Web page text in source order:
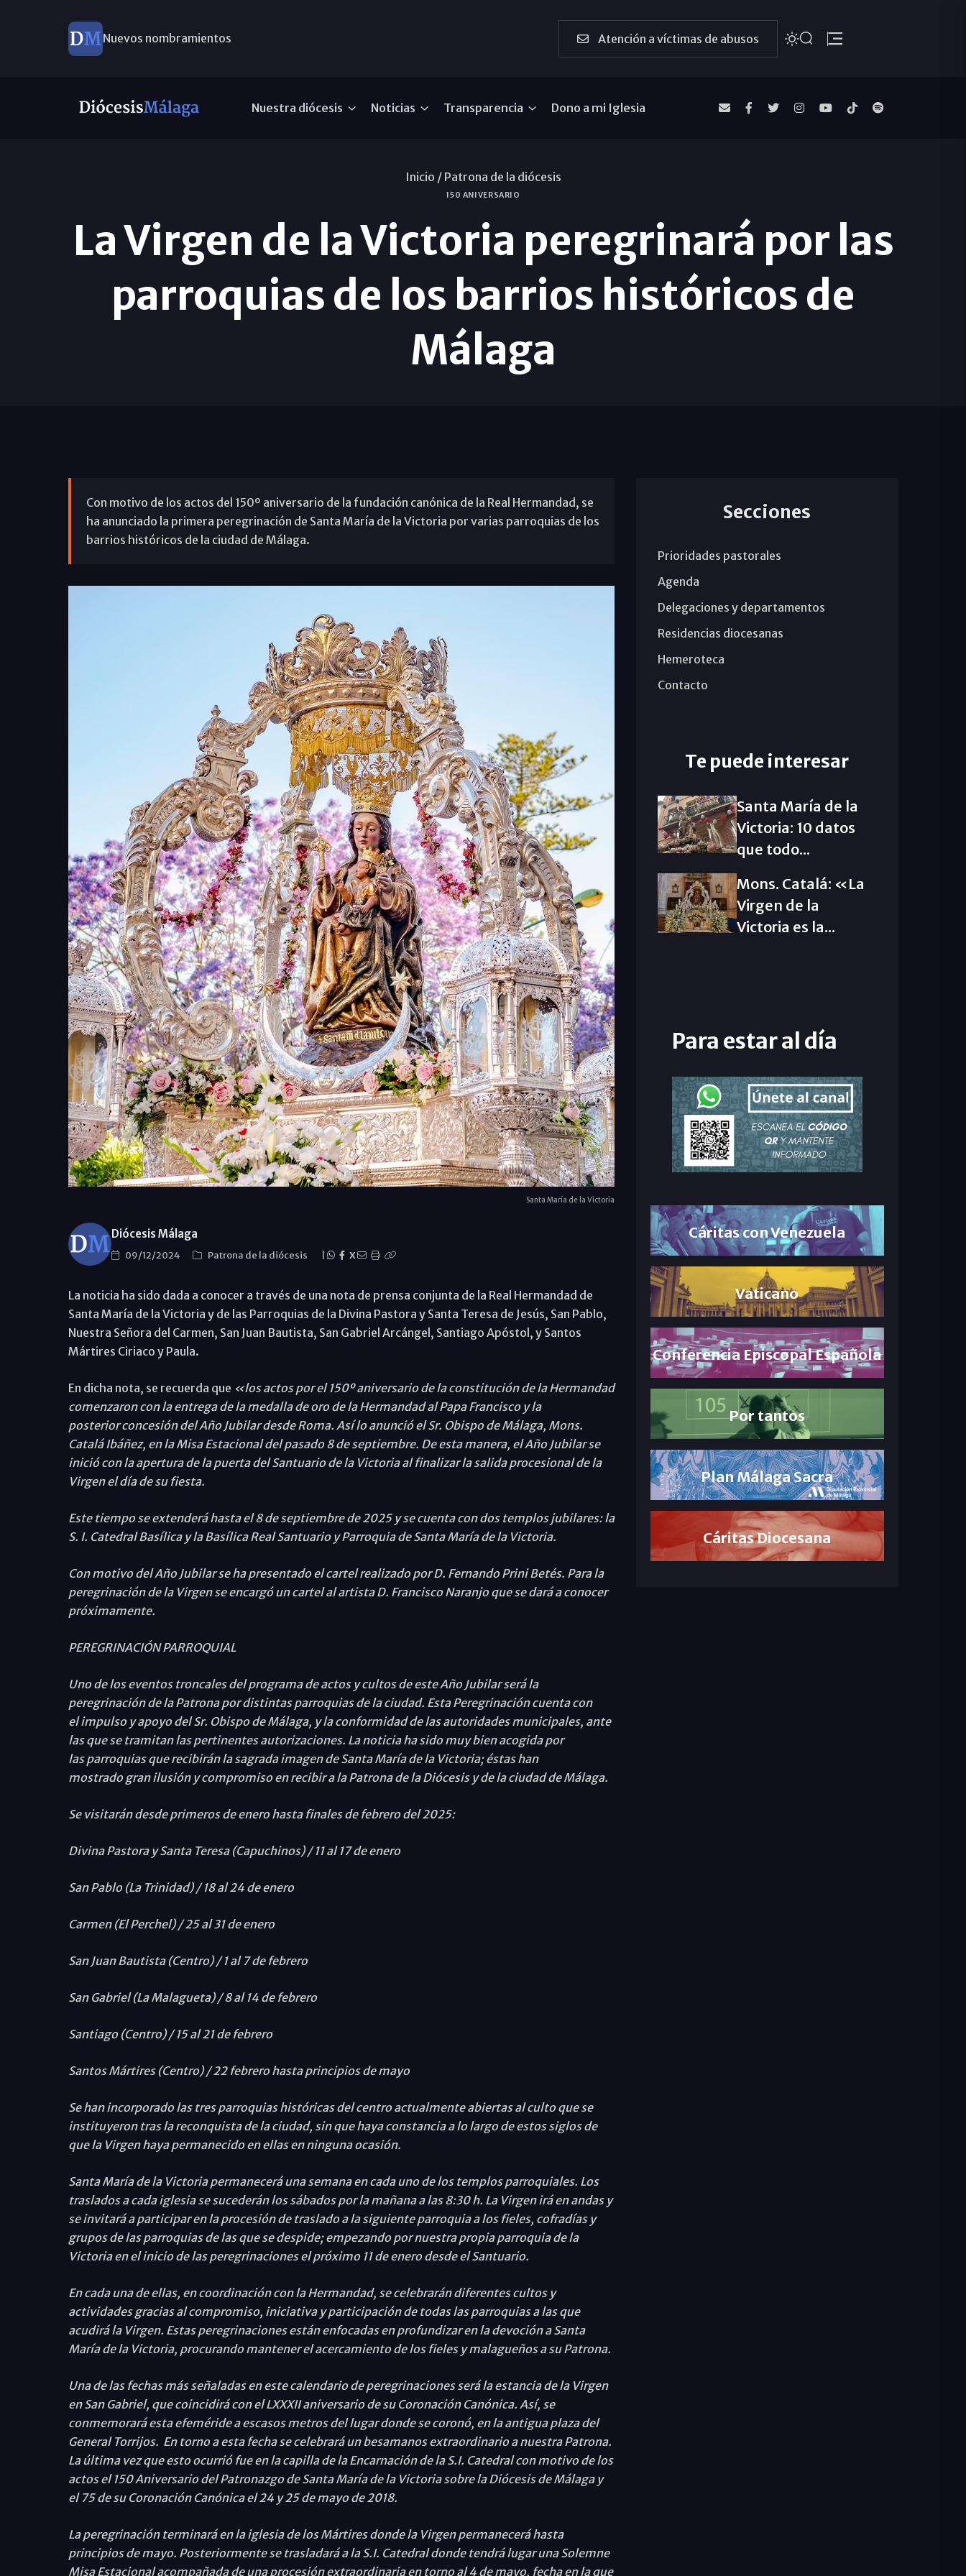
Nuevos nombramientos Atención a víctimas de abusos
Nuestra diócesis Noticias Transparencia Dono a mi Iglesia
Inicio / Patrona de la diócesis
150 ANIVERSARIO
La Virgen de la Victoria peregrinará por las
parroquias de los barrios históricos de
Málaga
Con motivo de los actos del 150º aniversario de la fundación canónica de la Real Hermandad, se
ha anunciado la primera peregrinación de Santa María de la Victoria por varias parroquias de los
barrios históricos de la ciudad de Málaga.
Santa María de la Victoria
Diócesis Málaga
09/12/2024 Patrona de la diócesis X
La noticia ha sido dada a conocer a través de una nota de prensa conjunta de la Real Hermandad de
Santa María de la Victoria y de las Parroquias de la Divina Pastora y Santa Teresa de Jesús, San Pablo,
Nuestra Señora del Carmen, San Juan Bautista, San Gabriel Arcángel, Santiago Apóstol, y Santos
Mártires Ciriaco y Paula.
En dicha nota, se recuerda que «los actos por el 150º aniversario de la constitución de la Hermandad
comenzaron con la entrega de la medalla de oro de la Hermandad al Papa Francisco y la
posterior concesión del Año Jubilar desde Roma. Así lo anunció el Sr. Obispo de Málaga, Mons.
Catalá Ibáñez, en la Misa Estacional del pasado 8 de septiembre. De esta manera, el Año Jubilar se
inició con la apertura de la puerta del Santuario de la Victoria al finalizar la salida procesional de la
Virgen el día de su fiesta.
Este tiempo se extenderá hasta el 8 de septiembre de 2025 y se cuenta con dos templos jubilares: la
S. I. Catedral Basílica y la Basílica Real Santuario y Parroquia de Santa María de la Victoria.
Con motivo del Año Jubilar se ha presentado el cartel realizado por D. Fernando Prini Betés. Para la
peregrinación de la Virgen se encargó un cartel al artista D. Francisco Naranjo que se dará a conocer
próximamente.
PEREGRINACIÓN PARROQUIAL
Uno de los eventos troncales del programa de actos y cultos de este Año Jubilar será la
peregrinación de la Patrona por distintas parroquias de la ciudad. Esta Peregrinación cuenta con
el impulso y apoyo del Sr. Obispo de Málaga, y la conformidad de las autoridades municipales, ante
las que se tramitan las pertinentes autorizaciones. La noticia ha sido muy bien acogida por
las parroquias que recibirán la sagrada imagen de Santa María de la Victoria; éstas han
mostrado gran ilusión y compromiso en recibir a la Patrona de la Diócesis y de la ciudad de Málaga.
Se visitarán desde primeros de enero hasta finales de febrero del 2025:
Divina Pastora y Santa Teresa (Capuchinos) / 11 al 17 de enero
San Pablo (La Trinidad) / 18 al 24 de enero
Carmen (El Perchel) / 25 al 31 de enero
San Juan Bautista (Centro) / 1 al 7 de febrero
San Gabriel (La Malagueta) / 8 al 14 de febrero
Santiago (Centro) / 15 al 21 de febrero
Santos Mártires (Centro) / 22 febrero hasta principios de mayo
Se han incorporado las tres parroquias históricas del centro actualmente abiertas al culto que se
instituyeron tras la reconquista de la ciudad, sin que haya constancia a lo largo de estos siglos de
que la Virgen haya permanecido en ellas en ninguna ocasión.
Santa María de la Victoria permanecerá una semana en cada uno de los templos parroquiales. Los
traslados a cada iglesia se sucederán los sábados por la mañana a las 8:30 h. La Virgen irá en andas y
se invitará a participar en la procesión de traslado a la siguiente parroquia a los fieles, cofradías y
grupos de las parroquias de las que se despide; empezando por nuestra propia parroquia de la
Victoria en el inicio de las peregrinaciones el próximo 11 de enero desde el Santuario.
En cada una de ellas, en coordinación con la Hermandad, se celebrarán diferentes cultos y
actividades gracias al compromiso, iniciativa y participación de todas las parroquias a las que
acudirá la Virgen. Estas peregrinaciones están enfocadas en profundizar en la devoción a Santa
María de la Victoria, procurando mantener el acercamiento de los fieles y malagueños a su Patrona.
Una de las fechas más señaladas en este calendario de peregrinaciones será la estancia de la Virgen
en San Gabriel, que coincidirá con el LXXXII aniversario de su Coronación Canónica. Así, se
conmemorará esta efeméride a escasos metros del lugar donde se coronó, en la antigua plaza del
General Torrijos. En torno a esta fecha se celebrará un besamanos extraordinario a nuestra Patrona.
La última vez que esto ocurrió fue en la capilla de la Encarnación de la S.I. Catedral con motivo de los
actos el 150 Aniversario del Patronazgo de Santa María de la Victoria sobre la Diócesis de Málaga y
el 75 de su Coronación Canónica el 24 y 25 de mayo de 2018.
La peregrinación terminará en la iglesia de los Mártires donde la Virgen permanecerá hasta
principios de mayo. Posteriormente se trasladará a la S.I. Catedral donde tendrá lugar una Solemne
Misa Estacional acompañada de una procesión extraordinaria en torno al 4 de mayo, fecha en la que
Secciones
Prioridades pastorales
Agenda
Delegaciones y departamentos
Residencias diocesanas
Hemeroteca
Contacto
Te puede interesar
Santa María de la
Victoria: 10 datos
que todo...
Mons. Catalá: «La
Virgen de la
Victoria es la...
Para estar al día
Cáritas con Venezuela
Vaticano
Conferencia Episcopal Española
Por tantos
Plan Málaga Sacra
Cáritas Diocesana